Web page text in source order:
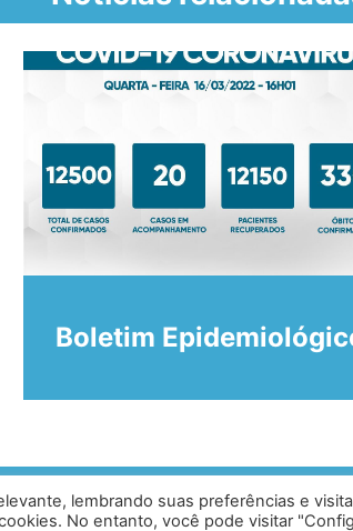
Boletim
- MG - 35302-403 /
lembrando suas preferências e
No entanto, você pode visitar